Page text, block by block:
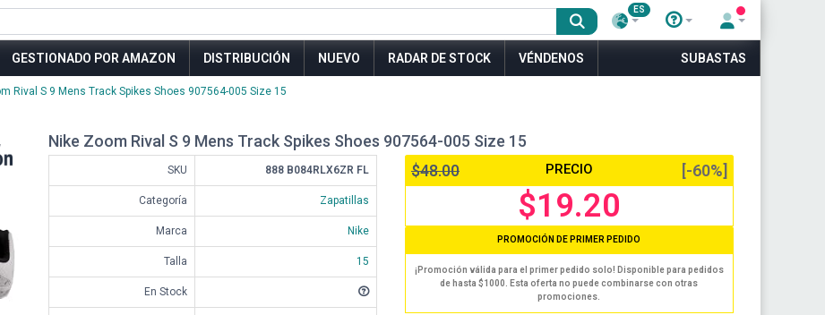
ES
GESTIONADO POR AMAZON DISTRIBUCIÓN NUEVO RADAR DE STOCK VÉNDENOS SUBASTAS
Rival S 9 Mens Track Spikes Shoes 907564-005 Size 15
Nike Zoom Rival S 9 Mens Track Spikes Shoes 907564-005 Size 15
SKU 888 B084RLX6ZR FL
Categoría Zapatillas
Marca Nike
Talla 15
En Stock
$48.00 PRECIO [-60%]
$19.20
PROMOCIÓN DE PRIMER PEDIDO
¡Promoción válida para el primer pedido solo! Disponible para pedidos
de hasta $1000. Esta oferta no puede combinarse con otras
promociones.